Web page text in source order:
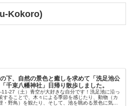
Kokoro)
下、自然の景色と癒しを求めて「洗足池公
千束八幡神社」日帰り散歩しました。
11-27（土）青空が大好きな自分です！洗足池に沿っ
することで、木々による季節を感じたり、動物（カ
・野鳥）を観たり、そして、池を眺める景色に気分